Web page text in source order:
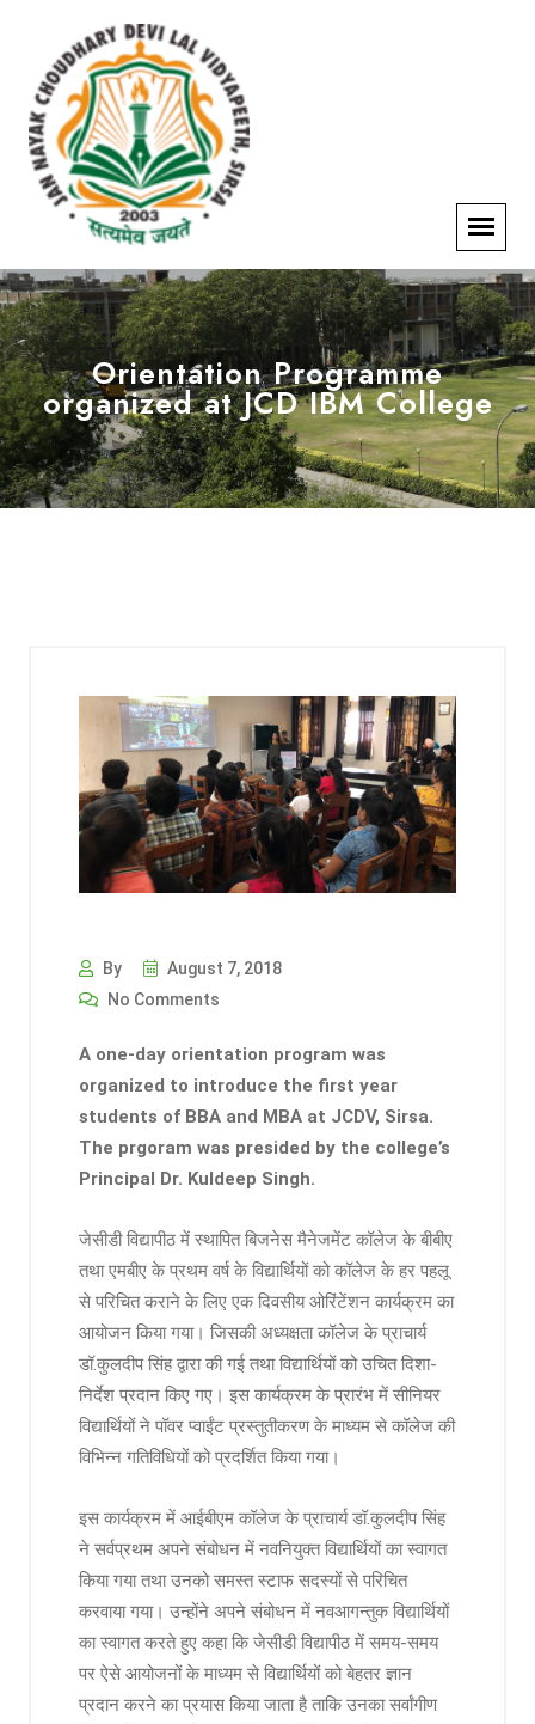
Orientation Programme
organized at JCD IBM College
By
August 7, 2018
No Comments
A one-day orientation program was
organized to introduce the first year
students of BBA and MBA at JCDV, Sirsa.
The prgoram was presided by the college’s
Principal Dr. Kuldeep Singh.
जेसीडी विद्यापीठ में स्थापित बिजनेस मैनेजमेंट कॉलेज के बीबीए
तथा एमबीए के प्रथम वर्ष के विद्यार्थियों को कॉलेज के हर पहलू
से परिचित कराने के लिए एक दिवसीय ओरिंटेंशन कार्यक्रम का
आयोजन किया गया। जिसकी अध्यक्षता कॉलेज के प्राचार्य
डॉ.कुलदीप सिंह द्वारा की गई तथा विद्यार्थियों को उचित दिशा-
निर्देश प्रदान किए गए। इस कार्यक्रम के प्रारंभ में सीनियर
विद्यार्थियों ने पॉवर प्वाईंट प्रस्तुतीकरण के माध्यम से कॉलेज की
विभिन्न गतिविधियों को प्रदर्शित किया गया।
इस कार्यक्रम में आईबीएम कॉलेज के प्राचार्य डॉ.कुलदीप सिंह
ने सर्वप्रथम अपने संबोधन में नवनियुक्त विद्यार्थियों का स्वागत
किया गया तथा उनको समस्त स्टाफ सदस्यों से परिचित
करवाया गया। उन्होंने अपने संबोधन में नवआगन्तुक विद्यार्थियों
का स्वागत करते हुए कहा कि जेसीडी विद्यापीठ में समय-समय
पर ऐसे आयोजनों के माध्यम से विद्यार्थियों को बेहतर ज्ञान
प्रदान करने का प्रयास किया जाता है ताकि उनका सर्वांगीण